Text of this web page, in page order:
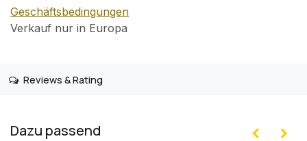
Geschäftsbedingungen
Verkauf nur in Europa
Reviews & Rating
Dazu passend